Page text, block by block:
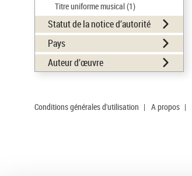
Titre uniforme musical(1)
Statut de la notice d’autorité
Pays
Auteur d’œuvre
Conditions générales d'utilisation | A propos |